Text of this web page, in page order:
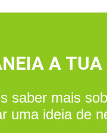
A TUA
saber mais
uma ideia de